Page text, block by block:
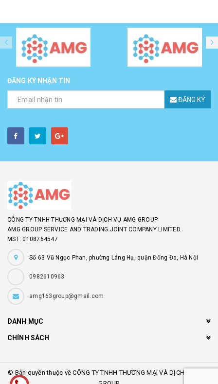
ĐĂNG KÝ NHẬN TIN
ĐĂNG KÝ
CÔNG TY TNHH THƯƠNG MẠI VÀ DỊCH VỤ AMG GROUP
AMG GROUP SERVICE AND TRADING JOINT COMPANY LIMITED.
MST: 0108764547
Số 63 Vũ Ngọc Phan, phường Láng Hạ, quận Đống Đa, Hà Nội
0982610963
amg163group@gmail.com
DANH MỤC
CHÍNH SÁCH
© Bản quyền thuộc về CÔNG TY TNHH THƯƠNG MẠI VÀ DỊCH VỤ AMG